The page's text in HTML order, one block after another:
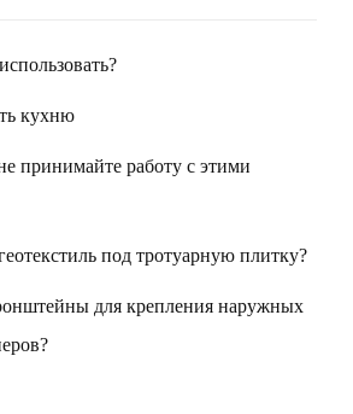
кухню
принимайте работу с этими
под тротуарную плитку?
для крепления наружных